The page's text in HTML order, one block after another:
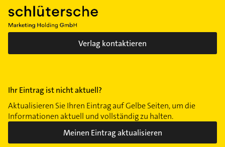
Verlag kontaktieren
Ihr Eintrag ist nicht aktuell?
Aktualisieren Sie Ihren Eintrag auf Gelbe Seiten, um die
Informationen aktuell und vollständig zu halten.
Meinen Eintrag aktualisieren